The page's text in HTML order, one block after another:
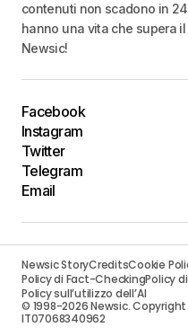
contenuti non scadono in
hanno una vita che supera
Newsic!
Facebook
Instagram
Twitter
Telegram
Email
Newsic StoryCreditsCookie
Policy di Fact-CheckingPolicy
Policy sull’utilizzo dell’AI
© 1998-2026 Newsic. Copyright -
IT07068340962